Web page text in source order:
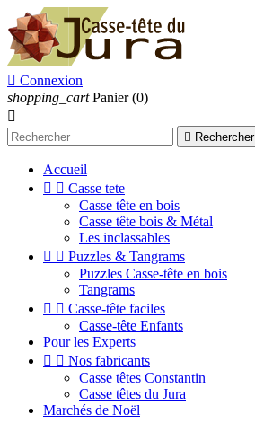
 Connexion
shopping_cart Panier (0)

 Rechercher
Accueil
  Casse tete
Casse tête en bois
Casse tête bois & Métal
Les inclassables
  Puzzles & Tangrams
Puzzles Casse-tête en bois
Tangrams
  Casse-tête faciles
Casse-tête Enfants
Pour les Experts
  Nos fabricants
Casse têtes Constantin
Casse têtes du Jura
Marchés de Noël